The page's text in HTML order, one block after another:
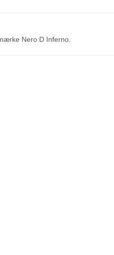
Nero D Inferno.